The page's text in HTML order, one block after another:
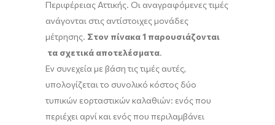
Περιφέρειας Αττικής. Οι αναγραφόμενες τιμές
ανάγονται στις αντίστοιχες μονάδες
μέτρησης. Στον πίνακα 1 παρουσιάζονται
τα σχετικά αποτελέσματα.
Εν συνεχεία με βάση τις τιμές αυτές,
υπολογίζεται το συνολικό κόστος δύο
τυπικών εορταστικών καλαθιών: ενός που
περιέχει αρνί και ενός που περιλαμβάνει